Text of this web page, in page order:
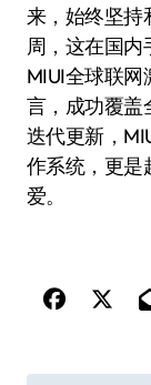
来，始终坚持
周，这在国内
MIUI全球联
言，成功覆盖
迭代更新，
作系统，更是
爱。